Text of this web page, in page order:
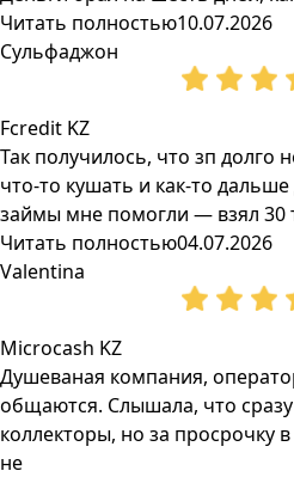
Читать полностью10.07.2026
Сульфаджон
Fcredit KZ
Так получилось, что зп долго
что-то кушать и как-то
займы мне помогли — взял 30
Читать полностью04.07.2026
Valentina
Microcash KZ
Душеваная компания,
общаются. Слышала, что
коллекторы, но за просрочку
не